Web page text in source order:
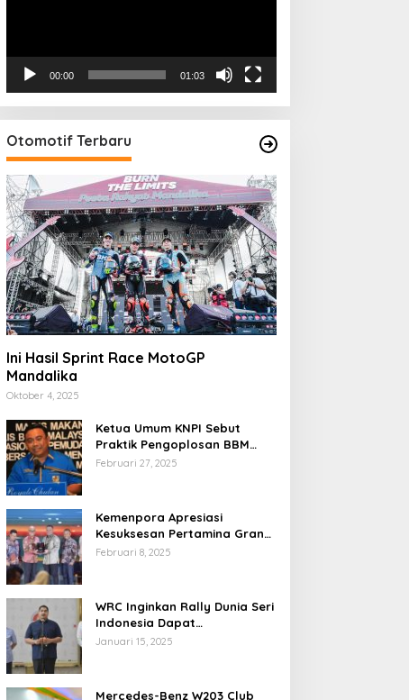
00:00 01:03
Otomotif Terbaru
Ini Hasil Sprint Race MotoGP
Mandalika
Oktober 4, 2025
Ketua Umum KNPI Sebut
Praktik Pengoplosan BBM
Cederai Kepercayaan
Februari 27, 2025
Kemenpora Apresiasi
Kesuksesan Pertamina Grand
Prix of Indonesia 2024
Februari 8, 2025
WRC Inginkan Rally Dunia Seri
Indonesia Dapat
Terselenggara 2026
Januari 15, 2025
Mercedes-Benz W203 Club